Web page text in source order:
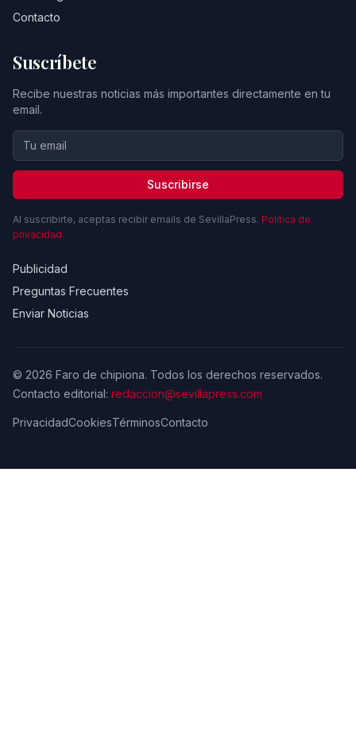
Contacto
Suscríbete
Recibe nuestras noticias más importantes directamente en tu
email.
Suscribirse
Al suscribirte, aceptas recibir emails de SevillaPress. Política de
privacidad
Publicidad
Preguntas Frecuentes
Enviar Noticias
© 2026 Faro de chipiona. Todos los derechos reservados.
Contacto editorial: redaccion@sevillapress.com
PrivacidadCookiesTérminosContacto